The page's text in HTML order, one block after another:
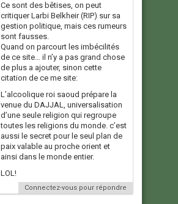
Ce sont des bêtises, on peut
critiquer Larbi Belkheir (RIP) sur sa
gestion politique, mais ces rumeurs
sont fausses.
Quand on parcourt les imbécilités
de ce site… il n’y a pas grand chose
de plus a ajouter, sinon cette
citation de ce me site:
L’alcoolique roi saoud prépare la
venue du DAJJAL, universalisation
d’une seule religion qui regroupe
toutes les religions du monde. c’est
aussi le secret pour le seul plan de
paix valable au proche orient et
ainsi dans le monde entier.
LOL!
Connectez-vous pour répondre